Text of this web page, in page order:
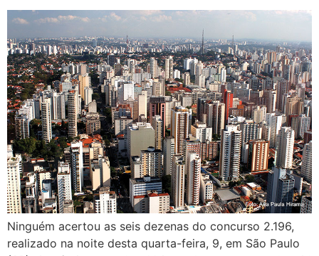
Ninguém acertou as seis dezenas do concurso 2.196,
realizado na noite desta quarta-feira, 9, em São Paulo